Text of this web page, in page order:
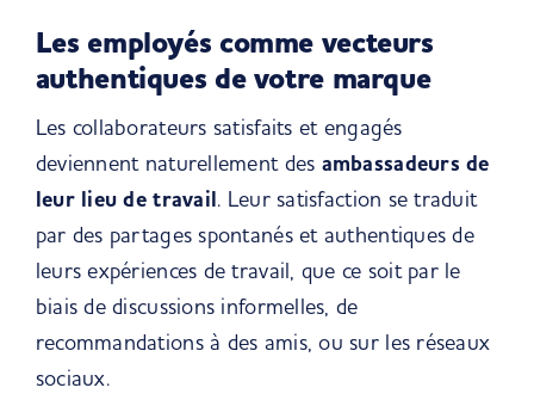
Les employés comme vecteurs
authentiques de votre marque
Les collaborateurs satisfaits et engagés
deviennent naturellement des ambassadeurs de
leur lieu de travail. Leur satisfaction se traduit
par des partages spontanés et authentiques de
leurs expériences de travail, que ce soit par le
biais de discussions informelles, de
recommandations à des amis, ou sur les réseaux
sociaux.